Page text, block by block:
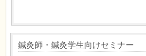
鍼灸師・鍼灸学生向けセミナー